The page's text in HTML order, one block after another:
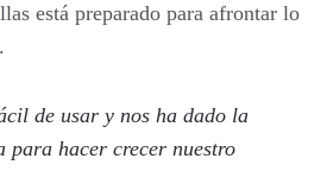
está preparado para afrontar lo
de usar y nos ha dado la
para hacer crecer nuestro